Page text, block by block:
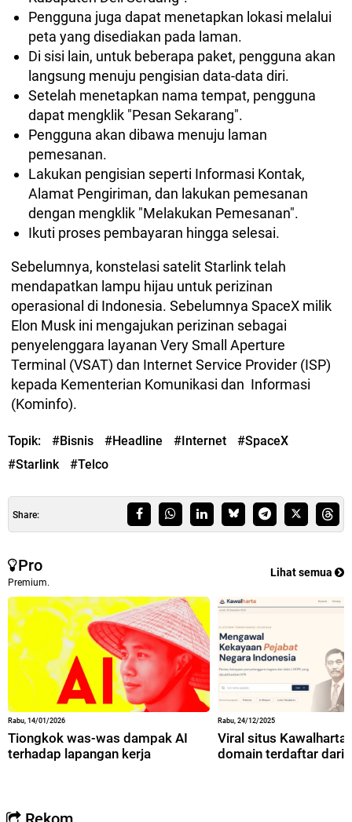
Pengguna juga dapat menetapkan lokasi melalui
peta yang disediakan pada laman.
Di sisi lain, untuk beberapa paket, pengguna akan
langsung menuju pengisian data-data diri.
Setelah menetapkan nama tempat, pengguna
dapat mengklik "Pesan Sekarang".
Pengguna akan dibawa menuju laman
pemesanan.
Lakukan pengisian seperti Informasi Kontak,
Alamat Pengiriman, dan lakukan pemesanan
dengan mengklik "Melakukan Pemesanan".
Ikuti proses pembayaran hingga selesai.
Sebelumnya, konstelasi satelit Starlink telah
mendapatkan lampu hijau untuk perizinan
operasional di Indonesia. Sebelumnya SpaceX milik
Elon Musk ini mengajukan perizinan sebagai
penyelenggara layanan Very Small Aperture
Terminal (VSAT) dan Internet Service Provider (ISP)
kepada Kementerian Komunikasi dan Informasi
(Kominfo).
Topik: #Bisnis #Headline #Internet
#SpaceX
#Starlink
#Telco
Share:
Pro
Premium.
Lihat semua
Rabu, 14/01/2026
Tiongkok was-was dampak AI
terhadap lapangan kerja
Rabu, 24/12/2025
Viral situs
domain terdaftar dari